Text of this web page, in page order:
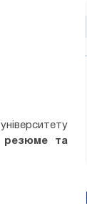
резюме та